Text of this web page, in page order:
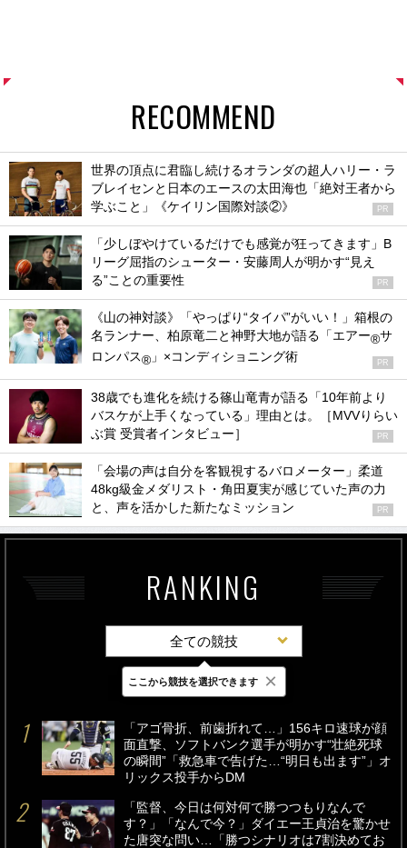
RECOMMEND
世界の頂点に君臨し続けるオランダの超人ハリー・ラ
ブレイセンと日本のエースの太田海也「絶対王者から
学ぶこと」《ケイリン国際対談②》
PR
「少しぼやけているだけでも感覚が狂ってきます」B
リーグ屈指のシューター・安藤周人が明かす“見え
る”ことの重要性
PR
《山の神対談》「やっぱり“タイパ”がいい！」箱根の
名ランナー、柏原竜二と神野大地が語る「エアー®サ
ロンパス® 」×コンディショニング術 PR
38歳でも進化を続ける篠山竜青が語る「10年前より
バスケが上手くなっている」理由とは。［MVVりらい
ぶ賞 受賞者インタビュー］
PR
「会場の声は自分を客観視するバロメーター」柔道
48kg級金メダリスト・角田夏実が感じていた声の力
と、声を活かした新たなミッション
PR
RANKING
全ての競技
最新 24時間 週間
「アゴ骨折、前歯折れて…」156キロ速球が顔
面直撃、ソフトバンク選手が明かす“壮絶死球
の瞬間”「救急車で告げた…“明日も出ます”」オ
リックス投手からDM
「監督、今日は何対何で勝つつもりなんで
す？」「なんで今？」ダイエー王貞治を驚かせ
た唐突な問い…「勝つシナリオは7割決めてお
ここから競技を選択できます ×